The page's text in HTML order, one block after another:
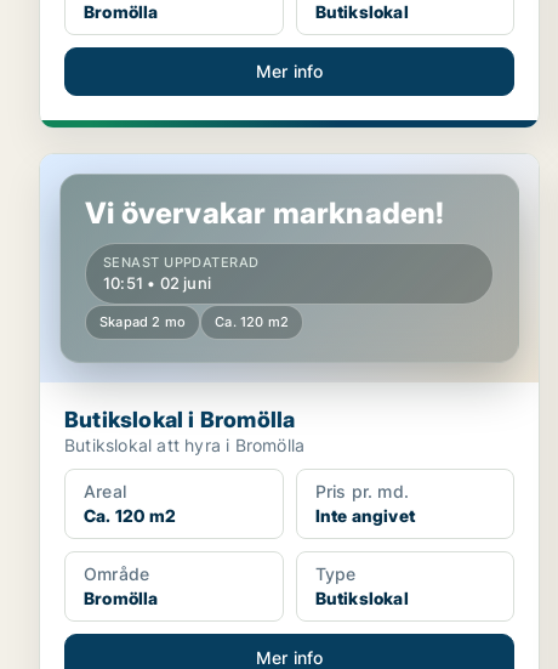
Bromölla
Butikslokal
Mer info
Butikslokal i Bromölla
Vi övervakar marknaden!
SENAST UPPDATERAD
10:51 • 02 juni
Skapad 2 mo Ca. 120 m2
Butikslokal i Bromölla
Butikslokal att hyra i Bromölla
Areal
Ca. 120 m2
Pris pr. md.
Inte angivet
Område
Bromölla
Type
Butikslokal
Mer info